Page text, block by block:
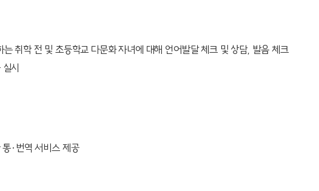
취학 전 및 초등학교 다문화 자녀에 대해 언어발달 체크 및 상담, 발음 체크
시
·번역 서비스 제공